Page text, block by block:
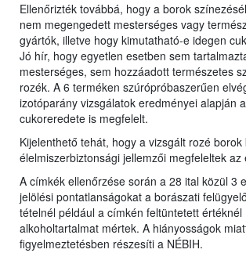
Ellenőrizték továbbá, hogy a borok
nem megengedett mesterséges vagy
gyártók, illetve hogy kimutatható-e idegen
Jó hír, hogy egyetlen esetben sem
mesterséges, sem hozzáadott természetes
rozék. A 6 terméken szúrópróbaszerűen
izotóparány vizsgálatok eredményei alapján
cukoreredete is megfelelt.
Kijelenthető tehát, hogy a vizsgált rozé
élelmiszerbiztonsági jellemzői megfeleltek az
A címkék ellenőrzése során a 28 ital közül 3
jelölési pontatlanságokat a borászati
tételnél például a címkén feltüntetett értéknél
alkoholtartalmat mértek. A hiányosságok
figyelmeztetésben részesíti a NÉBIH.